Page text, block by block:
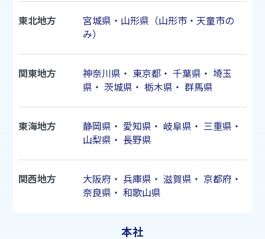
東北地方
宮城県・山形県（山形市・天童市の
み）
関東地方 神奈川県 ・ 東京都・ 千葉県 ・ 埼玉
県 ・ 茨城県 ・ 栃木県 ・ 群馬県
東海地方 静岡県 ・ 愛知県 ・ 岐阜県 ・ 三重県 ・
山梨県 ・ 長野県
関西地方 大阪府 ・ 兵庫県 ・ 滋賀県 ・ 京都府 ・
奈良県 ・ 和歌山県
本社